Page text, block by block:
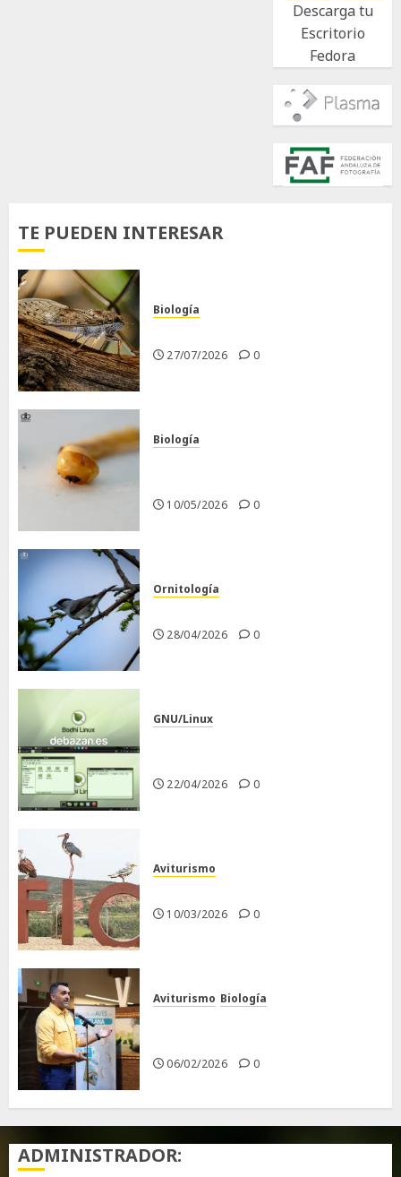
Descarga tu
Escritorio
Fedora
TE PUEDEN INTERESAR
Biología
27/07/2026 0
Biología
10/05/2026 0
Ornitología
28/04/2026 0
GNU/Linux
22/04/2026 0
Aviturismo
10/03/2026 0
Aviturismo Biología
06/02/2026 0
ADMINISTRADOR: